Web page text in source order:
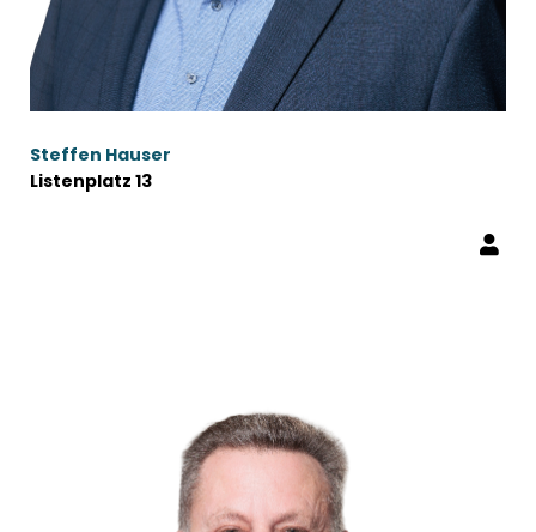
Steffen Hauser
Listenplatz 13